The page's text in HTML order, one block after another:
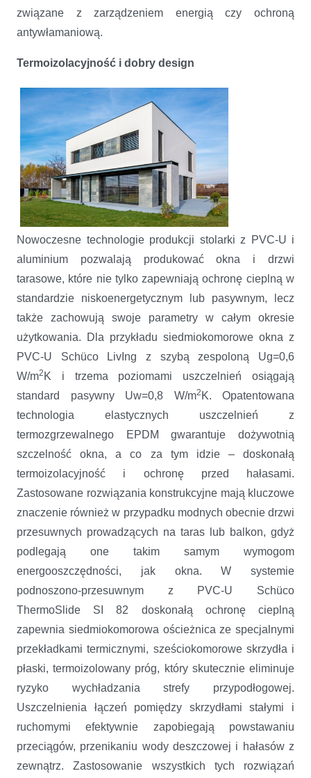
związane z zarządzeniem energią czy ochroną
antywłamaniową.
Termoizolacyjność i dobry design
Nowoczesne technologie produkcji stolarki z PVC-U i
aluminium pozwalają produkować okna i drzwi
tarasowe, które nie tylko zapewniają ochronę cieplną w
standardzie niskoenergetycznym lub pasywnym, lecz
także zachowują swoje parametry w całym okresie
użytkowania. Dla przykładu siedmiokomorowe okna z
PVC-U Schüco LivIng z szybą zespoloną Ug=0,6
W/m2 K i trzema poziomami uszczelnień osiągają
standard pasywny Uw=0,8 W/m2 K. Opatentowana
technologia elastycznych uszczelnień z
termozgrzewalnego EPDM gwarantuje dożywotnią
szczelność okna, a co za tym idzie – doskonałą
termoizolacyjność i ochronę przed hałasami.
Zastosowane rozwiązania konstrukcyjne mają kluczowe
znaczenie również w przypadku modnych obecnie drzwi
przesuwnych prowadzących na taras lub balkon, gdyż
podlegają one takim samym wymogom
energooszczędności, jak okna. W systemie
podnoszono-przesuwnym z PVC-U Schüco
ThermoSlide SI 82 doskonałą ochronę cieplną
zapewnia siedmiokomorowa ościeżnica ze specjalnymi
przekładkami termicznymi, sześciokomorowe skrzydła i
płaski, termoizolowany próg, który skutecznie eliminuje
ryzyko wychładzania strefy przypodłogowej.
Uszczelnienia łączeń pomiędzy skrzydłami stałymi i
ruchomymi efektywnie zapobiegają powstawaniu
przeciągów, przenikaniu wody deszczowej i hałasów z
zewnątrz. Zastosowanie wszystkich tych rozwiązań